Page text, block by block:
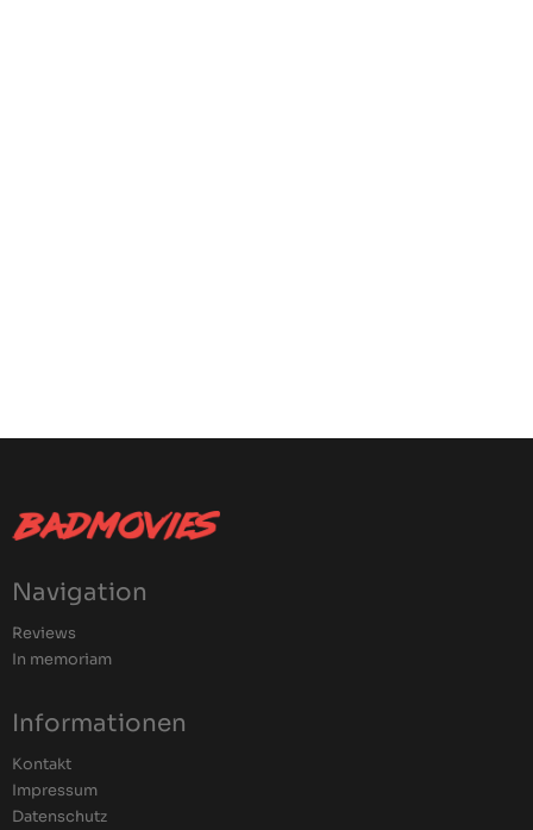
Navigation
Reviews
In memoriam
Informationen
Kontakt
Impressum
Datenschutz